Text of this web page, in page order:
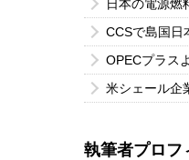
日本の電源燃
CCSで島国日
OPECプラス
米シェール企
執筆者プロフ